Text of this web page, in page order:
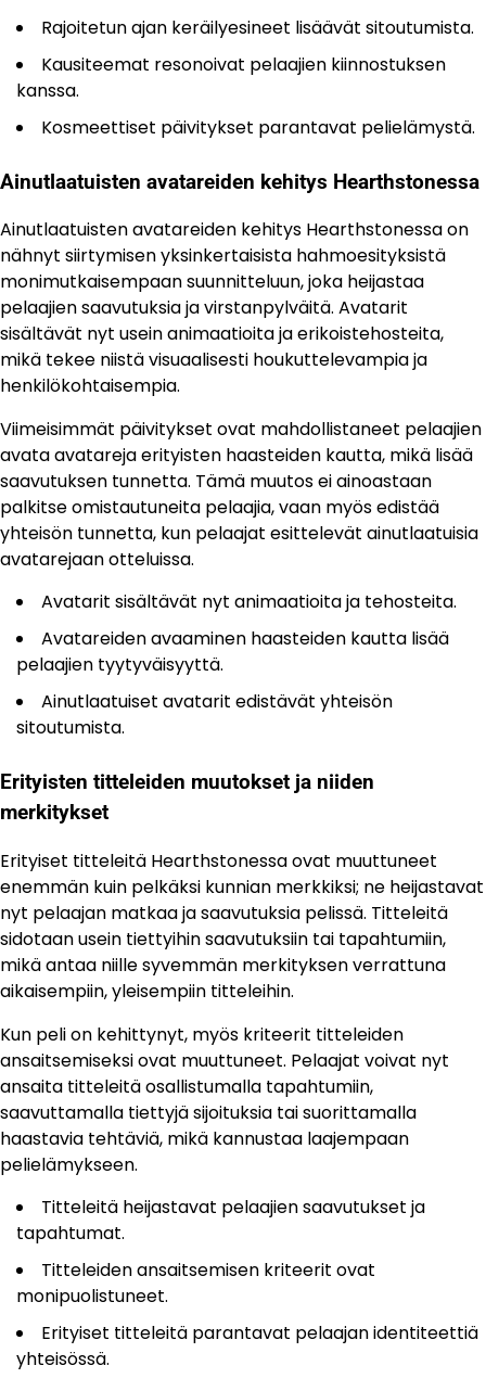
Rajoitetun ajan keräilyesineet lisäävät sitoutumista.
Kausiteemat resonoivat pelaajien kiinnostuksen
kanssa.
Kosmeettiset päivitykset parantavat pelielämystä.
Ainutlaatuisten avatareiden kehitys Hearthstonessa
Ainutlaatuisten avatareiden kehitys Hearthstonessa on
nähnyt siirtymisen yksinkertaisista hahmoesityksistä
monimutkaisempaan suunnitteluun, joka heijastaa
pelaajien saavutuksia ja virstanpylväitä. Avatarit
sisältävät nyt usein animaatioita ja erikoistehosteita,
mikä tekee niistä visuaalisesti houkuttelevampia ja
henkilökohtaisempia.
Viimeisimmät päivitykset ovat mahdollistaneet pelaajien
avata avatareja erityisten haasteiden kautta, mikä lisää
saavutuksen tunnetta. Tämä muutos ei ainoastaan
palkitse omistautuneita pelaajia, vaan myös edistää
yhteisön tunnetta, kun pelaajat esittelevät ainutlaatuisia
avatarejaan otteluissa.
Avatarit sisältävät nyt animaatioita ja tehosteita.
Avatareiden avaaminen haasteiden kautta lisää
pelaajien tyytyväisyyttä.
Ainutlaatuiset avatarit edistävät yhteisön
sitoutumista.
Erityisten titteleiden muutokset ja niiden
merkitykset
Erityiset titteleitä Hearthstonessa ovat muuttuneet
enemmän kuin pelkäksi kunnian merkkiksi; ne heijastavat
nyt pelaajan matkaa ja saavutuksia pelissä. Titteleitä
sidotaan usein tiettyihin saavutuksiin tai tapahtumiin,
mikä antaa niille syvemmän merkityksen verrattuna
aikaisempiin, yleisempiin titteleihin.
Kun peli on kehittynyt, myös kriteerit titteleiden
ansaitsemiseksi ovat muuttuneet. Pelaajat voivat nyt
ansaita titteleitä osallistumalla tapahtumiin,
saavuttamalla tiettyjä sijoituksia tai suorittamalla
haastavia tehtäviä, mikä kannustaa laajempaan
pelielämykseen.
Titteleitä heijastavat pelaajien saavutukset ja
tapahtumat.
Titteleiden ansaitsemisen kriteerit ovat
monipuolistuneet.
Erityiset titteleitä parantavat pelaajan identiteettiä
yhteisössä.